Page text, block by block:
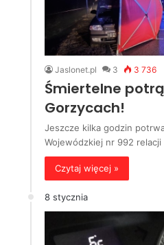
Jaslonet.pl 3 3 736
Śmiertelne
Gorzycach!
Jeszcze kilka godzin
Wojewódzkiej nr 992
Czytaj więcej »
8 stycznia